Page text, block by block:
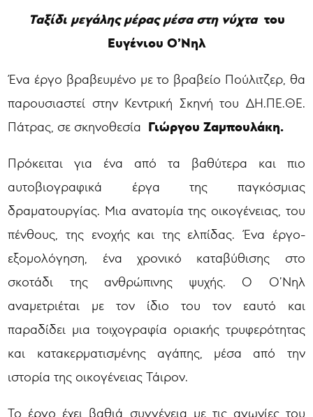
Ταξίδι μεγάλης μέρας μέσα στη νύχτα του
Ευγένιου Ο’Νηλ
Ένα έργο βραβευμένο με το βραβείο Πούλιτζερ, θα
παρουσιαστεί στην Κεντρική Σκηνή του ΔΗ.ΠΕ.ΘΕ.
Πάτρας, σε σκηνοθεσία Γιώργου Ζαμπουλάκη.
Πρόκειται για ένα από τα βαθύτερα και πιο
αυτοβιογραφικά έργα της παγκόσμιας
δραματουργίας. Μια ανατομία της οικογένειας, του
πένθους, της ενοχής και της ελπίδας. Ένα έργο-
εξομολόγηση, ένα χρονικό καταβύθισης στο
σκοτάδι της ανθρώπινης ψυχής. Ο Ο’Νηλ
αναμετριέται με τον ίδιο του τον εαυτό και
παραδίδει μια τοιχογραφία οριακής τρυφερότητας
και κατακερματισμένης αγάπης, μέσα από την
ιστορία της οικογένειας Τάιρον.
Το έργο έχει βαθιά συγγένεια με τις αγωνίες του